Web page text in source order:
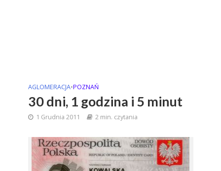
AGLOMERACJA•POZNAŃ
30 dni, 1 godzina i 5 minut
1 Grudnia 2011 2 min. czytania